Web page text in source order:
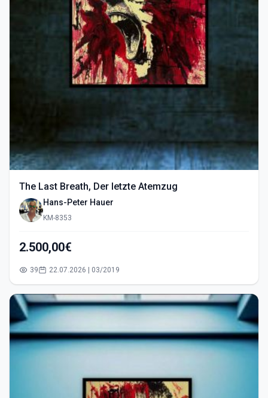
The Last Breath, Der letzte Atemzug
Hans-Peter Hauer
KM-8353
2.500,00€
39 22.07.2026 | 03/2019